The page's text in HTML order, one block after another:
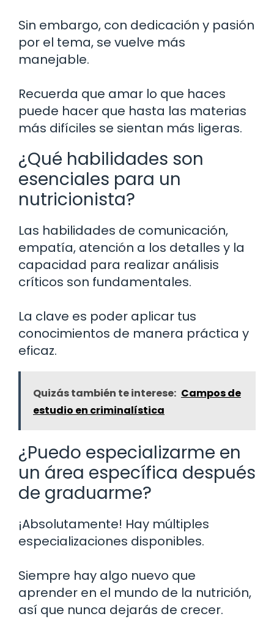
Sin embargo, con dedicación y pasión
por el tema, se vuelve más
manejable.
Recuerda que amar lo que haces
puede hacer que hasta las materias
más difíciles se sientan más ligeras.
¿Qué habilidades son
esenciales para un
nutricionista?
Las habilidades de comunicación,
empatía, atención a los detalles y la
capacidad para realizar análisis
críticos son fundamentales.
La clave es poder aplicar tus
conocimientos de manera práctica y
eficaz.
Quizás también te interese: Campos de
estudio en criminalística
¿Puedo especializarme en
un área específica después
de graduarme?
¡Absolutamente! Hay múltiples
especializaciones disponibles.
Siempre hay algo nuevo que
aprender en el mundo de la nutrición,
así que nunca dejarás de crecer.